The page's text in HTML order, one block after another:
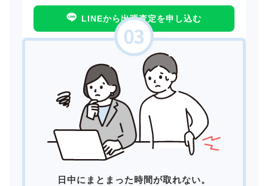
LINEから出張査定を申し込む
日中にまとまった時間が取れない。